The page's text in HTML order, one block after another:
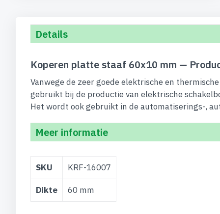
de
afbeeldingen-
Details
Koperen platte staaf 60x10 mm —
Vanwege de zeer goede elektrische en
gebruikt bij de productie van elektrische
Het wordt ook gebruikt in de automatiserings-,
Meer informatie
informatie
SKU KRF-16007
Dikte 60 mm